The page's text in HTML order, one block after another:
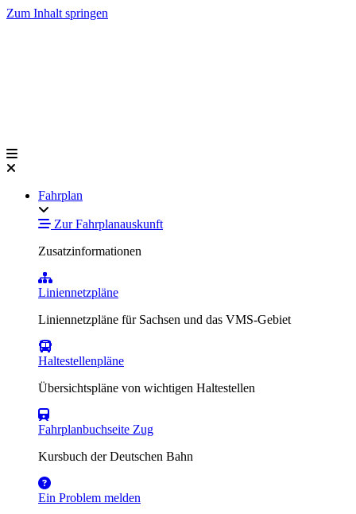
Zum Inhalt springen
Fahrplan
Zur Fahrplanauskunft
Zusatzinformationen
Liniennetzpläne
Liniennetzpläne für Sachsen und das VMS-Gebiet
Haltestellenpläne
Übersichtspläne von wichtigen Haltestellen
Fahrplanbuchseite Zug
Kursbuch der Deutschen Bahn
Ein Problem melden